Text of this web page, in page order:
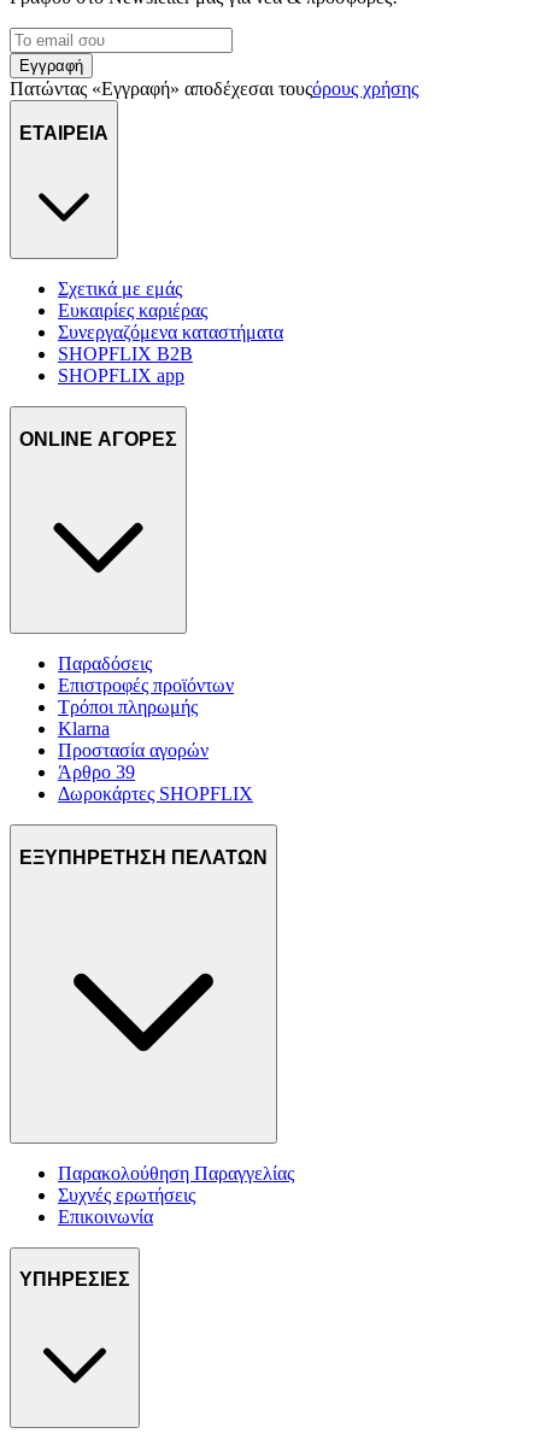
μας και την ανάπτυξη προϊόντων. Επίσης, κοινοποιούμε
πληροφορίες σχετικά με την από μέρους σας χρήση της
τοποθεσίας μας στους συνεργάτες μέσων κοινωνικής
δικτύωσης, διαφημίσεων και ανάλυσης.
Εγγραφή
Πατώντας «Εγγραφή» αποδέχεσαι τουςόρους χρήσης
ΕΤΑΙΡΕΙΑ
Σχετικά με εμάς
Ευκαιρίες καριέρας
Συνεργαζόμενα καταστήματα
SHOPFLIX B2B
SHOPFLIX app
ONLINE ΑΓΟΡΕΣ
Παραδόσεις
Επιστροφές προϊόντων
Τρόποι πληρωμής
Klarna
Προστασία αγορών
Άρθρο 39
Δωροκάρτες SHOPFLIX
ΕΞΥΠΗΡΕΤΗΣΗ ΠΕΛΑΤΩΝ
Παρακολούθηση Παραγγελίας
Συχνές ερωτήσεις
Επικοινωνία
ΥΠΗΡΕΣΙΕΣ